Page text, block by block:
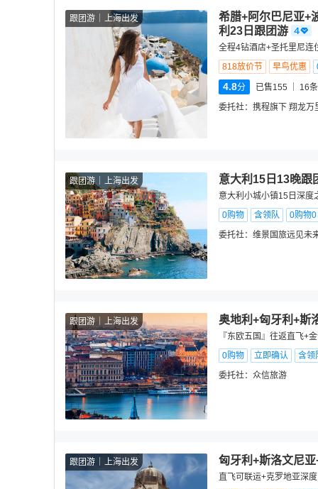
跟团游 上海出发
希腊+阿尔巴尼亚+
利23日跟团游
全程4钻酒店+圣托里尼连
818放价节
早鸟优惠
4.8分 已售155 16
委托社： 携程旗下 翔龙万
跟团游 上海出发 意大利15日13晚跟
意大利小城小镇15日深度
0购物
含领队
0购物
委托社： 维景国旅远见未
跟团游 上海出发 奥地利+匈牙利+斯
『东欧五国』往返直飞+
0购物
立即确认
含领
委托社： 众信旅游
跟团游 上海出发 匈牙利+斯洛文尼
直飞可联运+克罗地亚深